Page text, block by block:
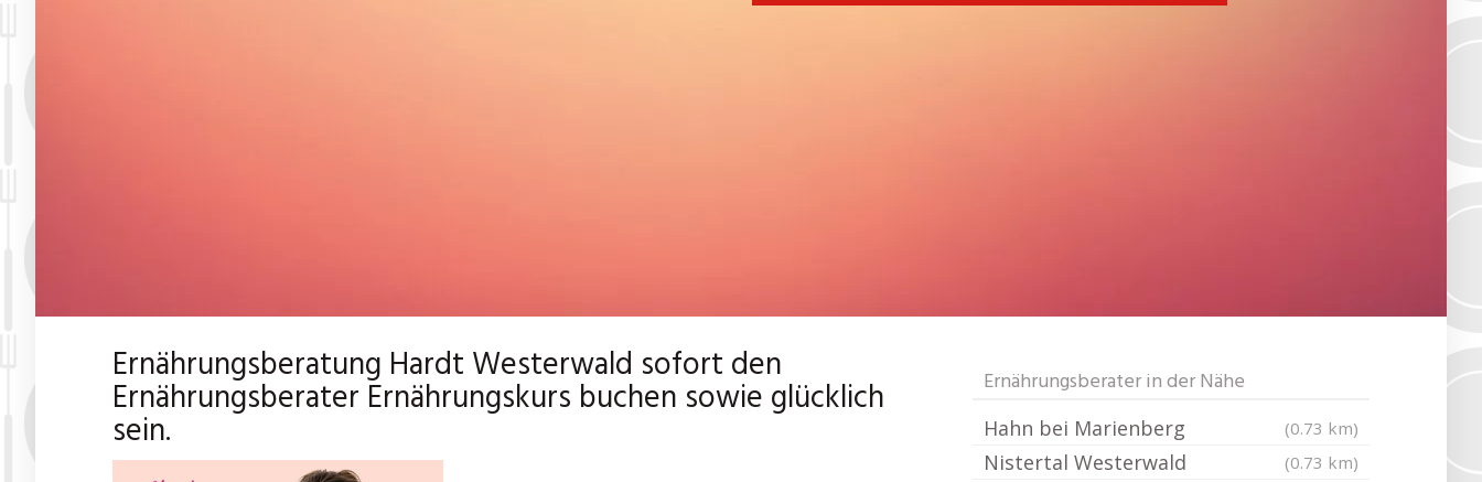
Ernährungsberatung Hardt Westerwald sofort den
Ernährungsberater Ernährungskurs buchen sowie glücklich
sein.
Ernährungsberater in der Nähe
Hahn bei Marienberg (0.73 km)
Nistertal Westerwald (0.73 km)